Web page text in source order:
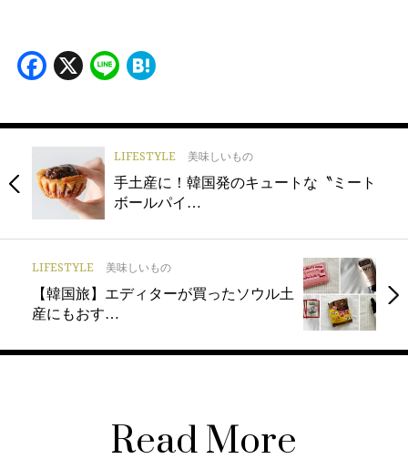
Facebook
X Line
LIFESTYLE 美味しいもの
手土産に！韓国発のキュートな〝ミート
ボールパイ…
LIFESTYLE 美味しいもの
【韓国旅】エディターが買ったソウル土
産にもおす…
Read More